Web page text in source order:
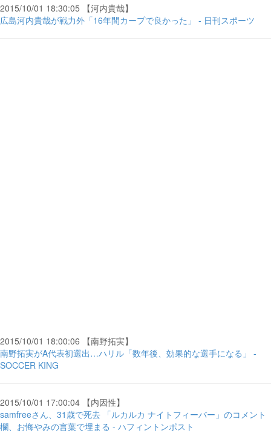
2015/10/01 18:30:05 【河内貴哉】
広島河内貴哉が戦力外「16年間カープで良かった」 - 日刊スポーツ
2015/10/01 18:00:06 【南野拓実】
南野拓実がA代表初選出…ハリル「数年後、効果的な選手になる」 -
SOCCER KING
2015/10/01 17:00:04 【内因性】
samfreeさん、31歳で死去 「ルカルカ ナイトフィーバー」のコメント
欄、お悔やみの言葉で埋まる - ハフィントンポスト